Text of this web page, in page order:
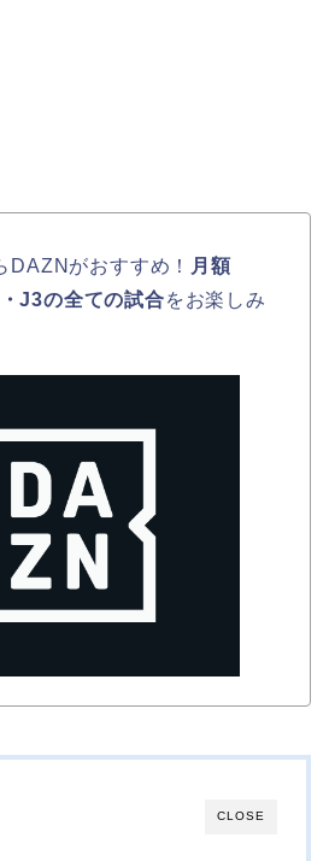
DAZNがおすすめ！
月額
J3の全ての試合をお楽しみ
CLOSE